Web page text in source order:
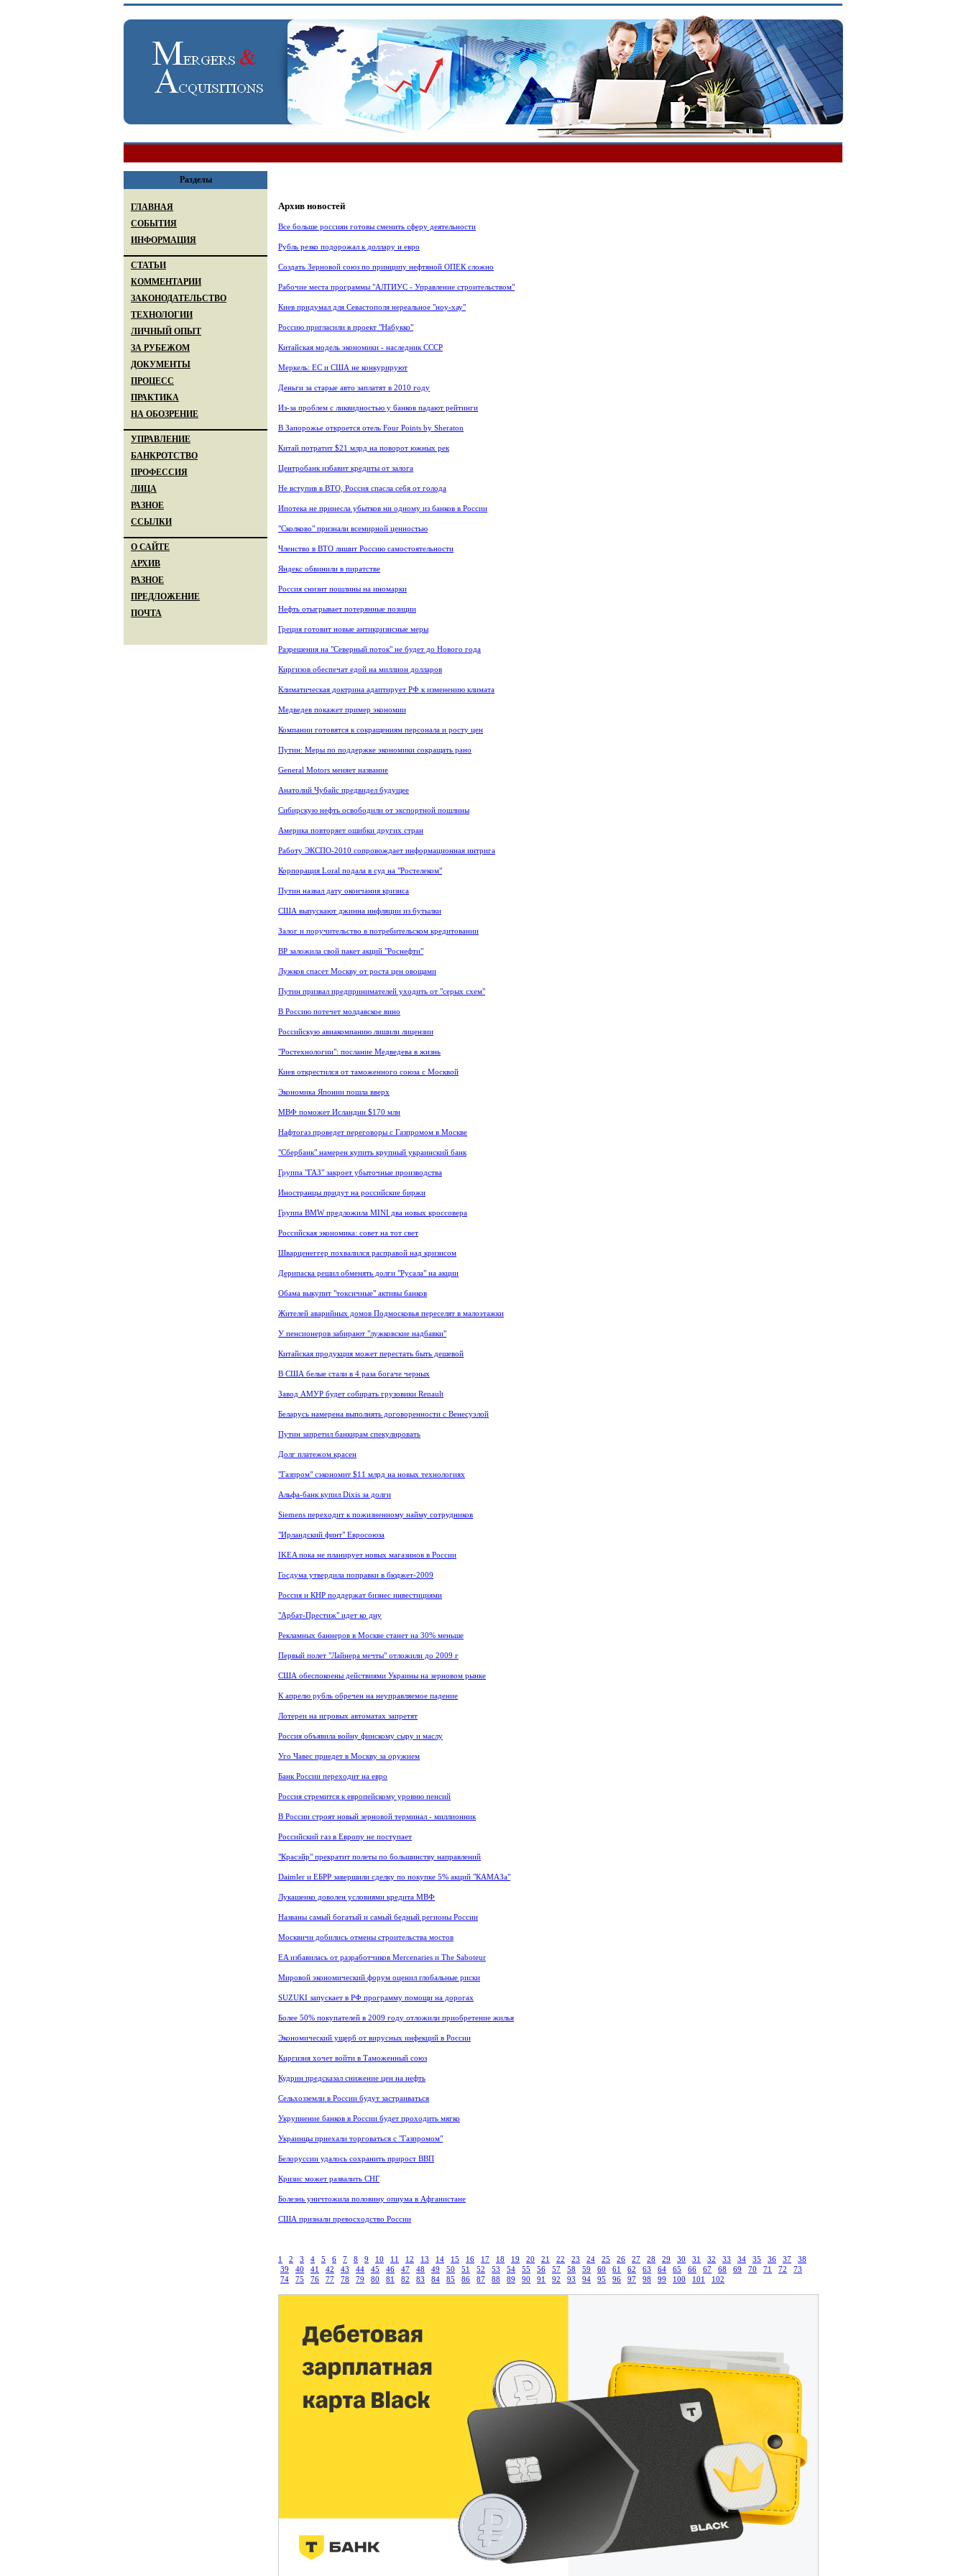
Разделы
ГЛАВНАЯ
СОБЫТИЯ
ИНФОРМАЦИЯ
СТАТЬИ
КОММЕНТАРИИ
ЗАКОНОДАТЕЛЬСТВО
ТЕХНОЛОГИИ
ЛИЧНЫЙ ОПЫТ
ЗА РУБЕЖОМ
ДОКУМЕНТЫ
ПРОЦЕСС
ПРАКТИКА
НА ОБОЗРЕНИЕ
УПРАВЛЕНИЕ
БАНКРОТСТВО
ПРОФЕССИЯ
ЛИЦА
РАЗНОЕ
ССЫЛКИ
О САЙТЕ
АРХИВ
РАЗНОЕ
ПРЕДЛОЖЕНИЕ
ПОЧТА
Архив новостей
Все больше россиян готовы сменить сферу деятельности
Рубль резко подорожал к доллару и евро
Создать Зерновой союз по принципу нефтяной ОПЕК сложно
Рабочие места программы "АЛТИУС - Управление строительством"
Киев придумал для Севастополя нереальное "ноу-хау"
Россию пригласили в проект "Набукко"
Китайская модель экономики - наследник СССР
Меркель: ЕС и США не конкурируют
Деньги за старые авто заплатят в 2010 году
Из-за проблем с ликвидностью у банков падают рейтинги
В Запорожье откроется отель Four Points by Sheraton
Китай потратит $21 млрд на поворот южных рек
Центробанк избавит кредиты от залога
Не вступив в ВТО, Россия спасла себя от голода
Ипотека не принесла убытков ни одному из банков в России
"Сколково" признали всемирной ценностью
Членство в ВТО лишит Россию самостоятельности
Яндекс обвинили в пиратстве
Россия снизит пошлины на иномарки
Нефть отыгрывает потерянные позиции
Греция готовит новые антикризисные меры
Разрешения на "Северный поток" не будет до Нового года
Киргизов обеспечат едой на миллион долларов
Климатическая доктрина адаптирует РФ к изменению климата
Медведев покажет пример экономии
Компании готовятся к сокращениям персонала и росту цен
Путин: Меры по поддержке экономики сокращать рано
General Motors меняет название
Анатолий Чубайс предвидел будущее
Сибирскую нефть освободили от экспортной пошлины
Америка повторяет ошибки других стран
Работу ЭКСПО-2010 сопровождает информационная интрига
Корпорация Loral подала в суд на "Ростелеком"
Путин назвал дату окончания кризиса
США выпускают джинна инфляции из бутылки
Залог и поручительство в потребительском кредитовании
BP заложила свой пакет акций "Роснефти"
Лужков спасет Москву от роста цен овощами
Путин призвал предпринимателей уходить от "серых схем"
В Россию потечет молдавское вино
Российскую авиакомпанию лишили лицензии
"Ростехнологии": послание Медведева в жизнь
Киев открестился от таможенного союза с Москвой
Экономика Японии пошла вверх
МВФ поможет Исландии $170 млн
Нафтогаз проведет переговоры с Газпромом в Москве
"Сбербанк" намерен купить крупный украинский банк
Группа "ГАЗ" закроет убыточные производства
Иностранцы придут на российские биржи
Группа BMW предложила MINI два новых кроссовера
Российская экономика: совет на тот свет
Шварценеггер похвалился расправой над кризисом
Дерипаска решил обменять долги "Русала" на акции
Обама выкупит "токсичные" активы банков
Жителей аварийных домов Подмосковья переселят в малоэтажки
У пенсионеров забирают "лужковские надбавки"
Китайская продукция может перестать быть дешевой
В США белые стали в 4 раза богаче черных
Завод АМУР будет собирать грузовики Renault
Беларусь намерена выполнять договоренности с Венесуэлой
Путин запретил банкирам спекулировать
Долг платежом красен
"Газпром" сэкономит $11 млрд на новых технологиях
Альфа-банк купил Dixis за долги
Siemens переходит к пожизненному найму сотрудников
"Ирландский финт" Евросоюза
IKEA пока не планирует новых магазинов в России
Госдума утвердила поправки в бюджет-2009
Россия и КНР поддержат бизнес инвестициями
"Арбат-Престиж" идет ко дну
Рекламных баннеров в Москве станет на 30% меньше
Первый полет "Лайнера мечты" отложили до 2009 г
США обеспокоены действиями Украины на зерновом рынке
К апрелю рубль обречен на неуправляемое падение
Лотереи на игровых автоматах запретят
Россия объявила войну финскому сыру и маслу
Уго Чавес приедет в Москву за оружием
Банк России переходит на евро
Россия стремится к европейскому уровню пенсий
В России строят новый зерновой терминал - миллионник
Российский газ в Европу не поступает
"Красэйр" прекратит полеты по большинству направлений
Daimler и ЕБРР завершили сделку по покупке 5% акций "КАМАЗа"
Лукашенко доволен условиями кредита МВФ
Названы самый богатый и самый бедный регионы России
Москвичи добились отмены строительства мостов
EA избавилась от разработчиков Mercenaries и The Saboteur
Мировой экономический форум оценил глобальные риски
SUZUKI запускает в РФ программу помощи на дорогах
Более 50% покупателей в 2009 году отложили приобретение жилья
Экономический ущерб от вирусных инфекций в России
Киргизия хочет войти в Таможенный союз
Кудрин предсказал снижение цен на нефть
Сельхозземли в России будут застраиваться
Укрупнение банков в России будет проходить мягко
Украинцы приехали торговаться с "Газпромом"
Белоруссии удалось сохранить прирост ВВП
Кризис может развалить СНГ
Болезнь уничтожила половину опиума в Афганистане
США признали превосходство России
1 2 3 4 5 6 7 8 9 10 11 12 13 14 15 16 17 18 19 20 21 22 23 24 25 26 27 28 29 30 31 32 33 34 35 36 37
38
39
40 41 42 43 44 45 46 47 48 49 50 51 52 53 54 55 56 57 58 59 60 61 62 63 64 65 66 67 68 69 70 71 72
73
74
75 76 77 78 79 80 81 82 83 84 85 86 87 88 89 90 91 92 93 94 95 96 97 98 99 100 101 102